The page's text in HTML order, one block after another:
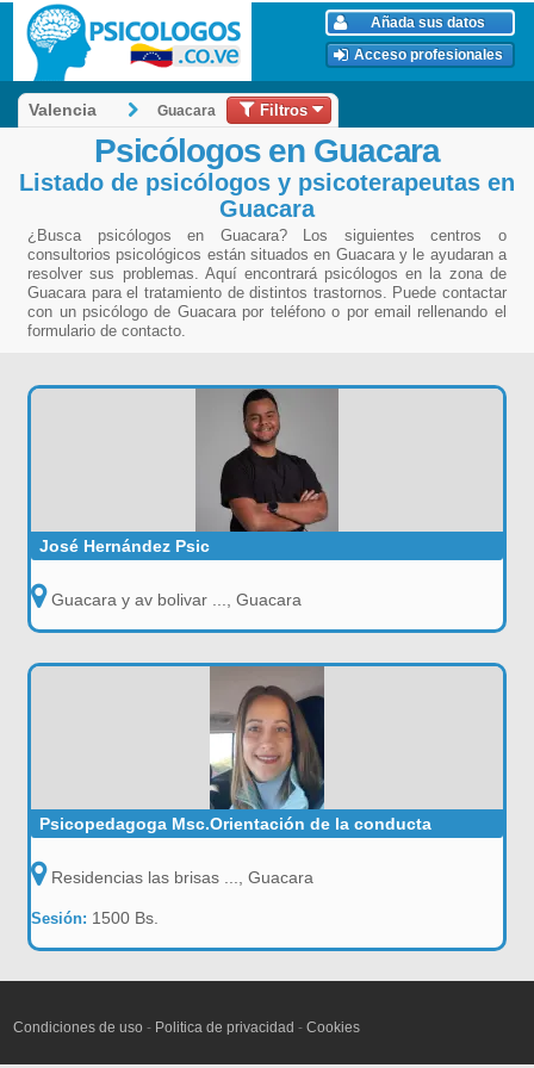
Añada sus datos
Acceso profesionales
Valencia Guacara Filtros
Psicólogos en Guacara
Listado de psicólogos y psicoterapeutas en
Guacara
¿Busca psicólogos en Guacara? Los siguientes centros o
consultorios psicológicos están situados en Guacara y le ayudaran a
resolver sus problemas. Aquí encontrará psicólogos en la zona de
Guacara para el tratamiento de distintos trastornos. Puede contactar
con un psicólogo de Guacara por teléfono o por email rellenando el
formulario de contacto.
José Hernández Psic
Guacara y av bolivar ..., Guacara
Psicopedagoga Msc.Orientación de la conducta
Residencias las brisas ..., Guacara
Sesión: 1500 Bs.
Condiciones de uso - Politica de privacidad -Cookies